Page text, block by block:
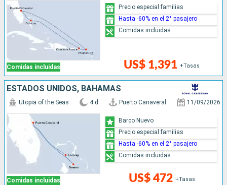
Comidas incluidas US$ 1,391 +Tasas
Precio especial familias
Hasta -60% en el 2° pasajero
Comidas incluidas
ESTADOS UNIDOS, BAHAMAS
Comidas incluidas
Utopia of the Seas 4 d Puerto Canaveral 11/09/2026
US$ 472 +Tasas
Barco Nuevo
Precio especial familias
Hasta -60% en el 2° pasajero
Comidas incluidas